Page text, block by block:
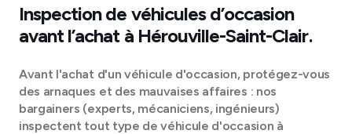
Inspection de véhicules d’occasion
avant l’achat à Hérouville-Saint-Clair.
Avant l'achat d'un véhicule d'occasion, protégez-vous
des arnaques et des mauvaises affaires : nos
bargainers (experts, mécaniciens, ingénieurs)
inspectent tout type de véhicule d'occasion à